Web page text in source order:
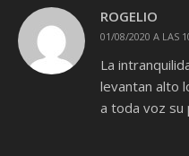
ROGELIO
01/08/2020 A LAS
La
levantan alto
a toda voz su